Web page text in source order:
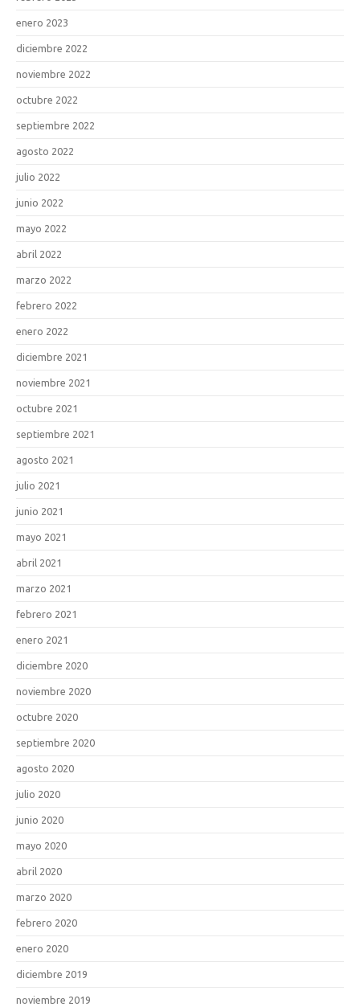
enero 2023
diciembre 2022
noviembre 2022
octubre 2022
septiembre 2022
agosto 2022
julio 2022
junio 2022
mayo 2022
abril 2022
marzo 2022
febrero 2022
enero 2022
diciembre 2021
noviembre 2021
octubre 2021
septiembre 2021
agosto 2021
julio 2021
junio 2021
mayo 2021
abril 2021
marzo 2021
febrero 2021
enero 2021
diciembre 2020
noviembre 2020
octubre 2020
septiembre 2020
agosto 2020
julio 2020
junio 2020
mayo 2020
abril 2020
marzo 2020
febrero 2020
enero 2020
diciembre 2019
noviembre 2019